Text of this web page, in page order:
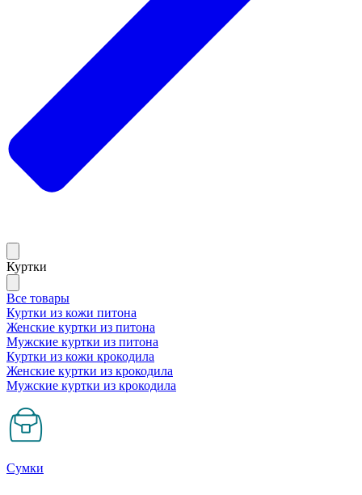
Куртки
Все товары
Куртки из кожи питона
Женские куртки из питона
Мужские куртки из питона
Куртки из кожи крокодила
Женские куртки из крокодила
Мужские куртки из крокодила
Сумки